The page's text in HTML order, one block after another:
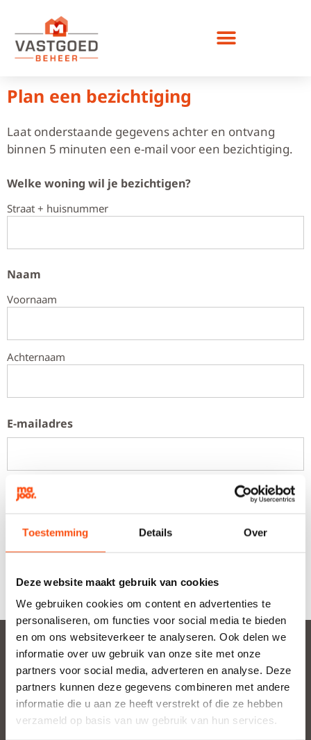
Toestemming Details Over
Deze website maakt gebruik van cookies
We gebruiken cookies om content en advertenties te
personaliseren, om functies voor social media te bieden
en om ons websiteverkeer te analyseren. Ook delen we
informatie over uw gebruik van onze site met onze
partners voor social media, adverteren en analyse. Deze
partners kunnen deze gegevens combineren met andere
informatie die u aan ze heeft verstrekt of die ze hebben
verzameld op basis van uw gebruik van hun services.
Plan een bezichtiging
Laat onderstaande gegevens achter en ontvang
binnen 5 minuten een e-mail voor een bezichtiging.
Welke woning wil je bezichtigen?
Straat + huisnummer
Naam
Voornaam
Achternaam
E-mailadres
Telefoon
Woning huren
Bedrijfsruimte huren
Verhuur